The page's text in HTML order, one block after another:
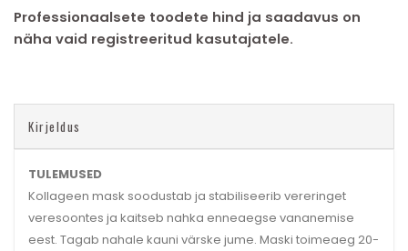
Professionaalsete toodete hind ja saadavus on
näha vaid registreeritud kasutajatele.
Kirjeldus
TULEMUSED
Kollageen mask soodustab ja stabiliseerib vereringet
veresoontes ja kaitseb nahka enneaegse vananemise
eest. Tagab nahale kauni värske jume. Maski toimeaeg 20-